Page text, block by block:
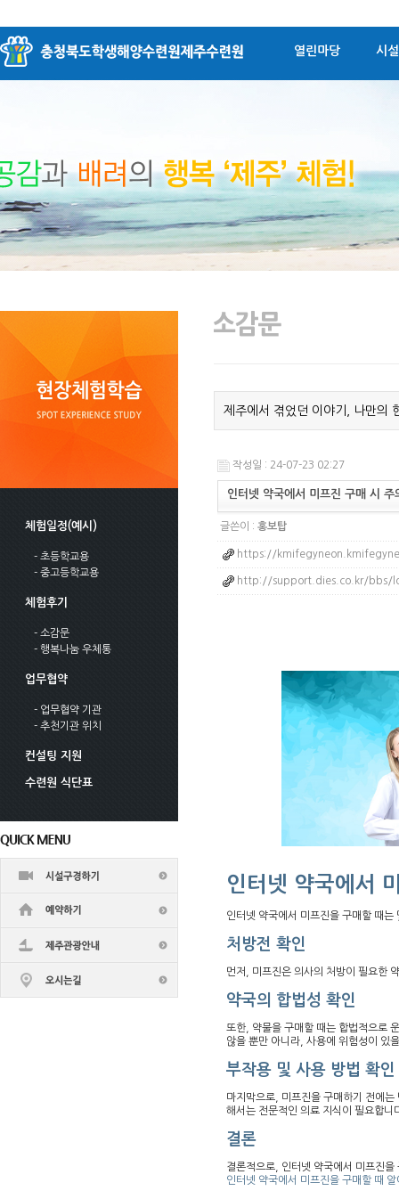
열린마당 시
체험일정(예시)
- 초등학교용
- 중고등학교용
체험후기
- 소감문
- 행복나눔 우체통
업무협약
- 업무협약 기관
- 추천기관 위치
컨설팅 지원
수련원 식단표
제주에서 겪었던 이야기, 나만의
작성일 : 24-07-23 02:27
인터넷 약국에서 미프진 구매 시 주
글쓴이 : 홍보탑
https://
http://support.dies.co.kr/bbs/
인터넷 약국에서
인터넷 약국에서 미프진을 구매할 때
처방전 확인
먼저, 미프진은 의사의 처방이 필요한
약국의 합법성 확인
또한, 약물을 구매할 때는 합법적으로
않을 뿐만 아니라, 사용에 위험성이 있
부작용 및 사용 방법 확인
마지막으로, 미프진을 구매하기 전에
해서는 전문적인 의료 지식이 필요합니
결론
결론적으로, 인터넷 약국에서 미프진
인터넷 약국에서 미프진을 구매할 때